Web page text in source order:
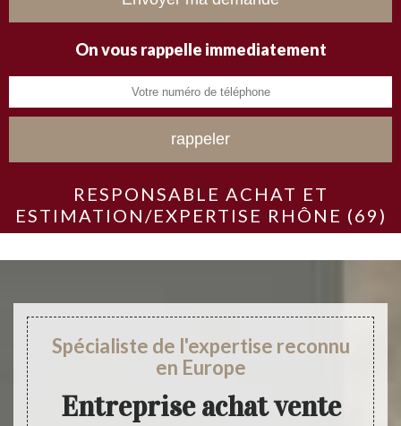
On vous rappelle immediatement
RESPONSABLE ACHAT ET
ESTIMATION/EXPERTISE RHÔNE (69)
Spécialiste de l'expertise reconnu
en Europe
Entreprise achat vente